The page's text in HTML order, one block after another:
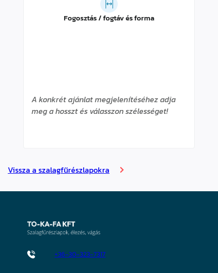
Fogosztás / fogtáv és forma
A konkrét ajánlat megjelenítéséhez adja
meg a hosszt és válasszon szélességet!
Vissza a szalagfűrészlapokra
+36-30-323-7317